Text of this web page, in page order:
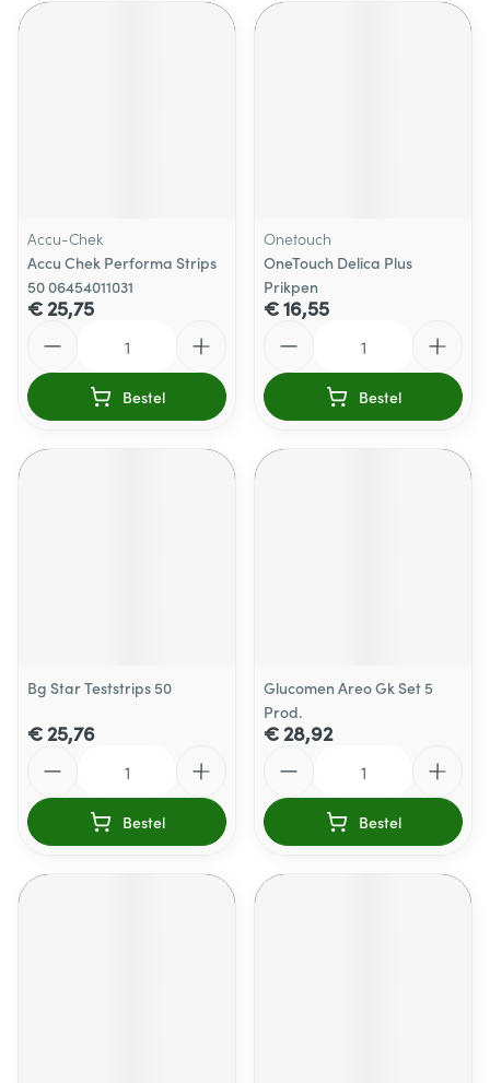
Accu-Chek
Accu Chek Performa Strips
50 06454011031
€ 25,75
Bestel
Onetouch
OneTouch Delica Plus
Prikpen
€ 16,55
Bestel
Bg Star Teststrips 50
€ 25,76
Bestel
Glucomen Areo Gk Set 5
Prod.
€ 28,92
Bestel